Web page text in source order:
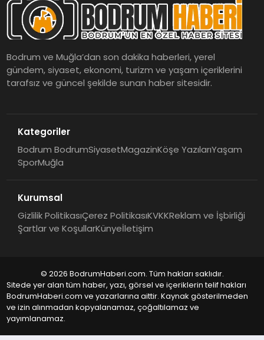
☰
Bodrum ve Muğla’dan son dakika haberleri, yerel
gündem, siyaset, ekonomi, turizm ve yaşam içeriklerini
tarafsız ve güncel şekilde sunan haber sitesidir.
Kategoriler
Bodrum BodrumSiyasetMagazinKöşe YazılarıYaşam
SporMuğla
Kurumsal
Gizlilik PolitikasıÇerez PolitikasıKVKKReklam ve İşbirliği
Şartlar ve KoşullarKünyeİletişim
© 2026 BodrumHaberi.com. Tüm hakları saklıdır.
Sitede yer alan tüm haber, yazı, görsel ve içeriklerin telif hakları
BodrumHaberi.com ve yazarlarına aittir. Kaynak gösterilmeden
ve izin alınmadan kopyalanamaz, çoğaltılamaz ve
yayımlanamaz.